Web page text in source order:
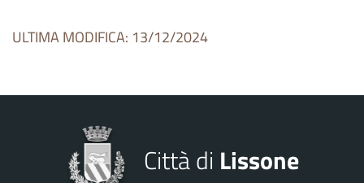
ULTIMA MODIFICA: 13/12/2024
Città di Lissone